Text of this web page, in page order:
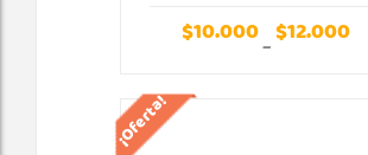
$10.000–$12.000
¡Oferta!